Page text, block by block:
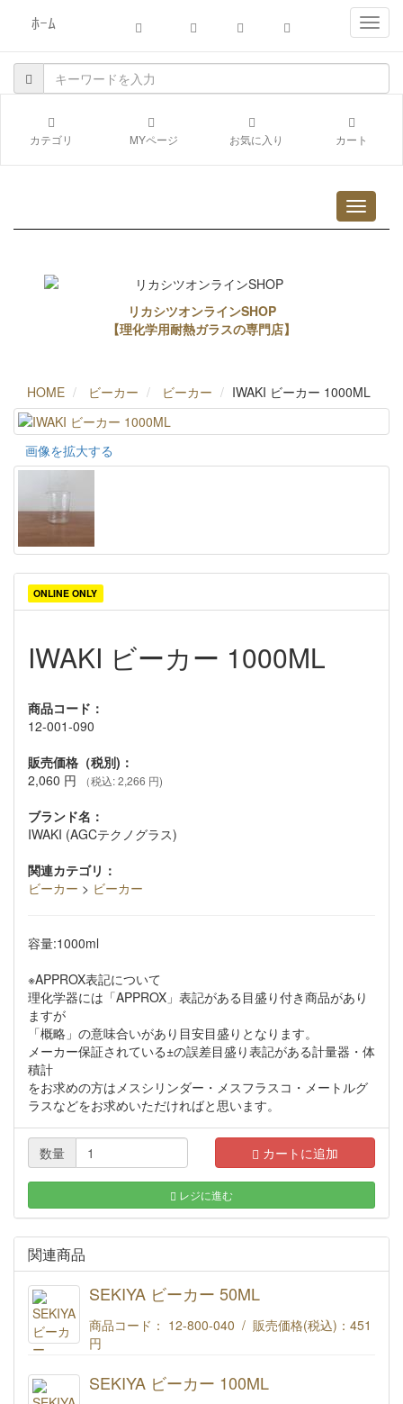
ﾎｰﾑ
カテゴリ MYページ お気に入り カート
リカシツオンラインSHOP
【理化学用耐熱ガラスの専門店】
HOME ビーカー ビーカー IWAKI ビーカー 1000ML
画像を拡大する
ONLINE ONLY
IWAKI ビーカー 1000ML
商品コード：
12-001-090
販売価格（税別)：
2,060 円 （税込: 2,266 円)
ブランド名：
IWAKI (AGCテクノグラス)
関連カテゴリ：
ビーカー > ビーカー
容量:1000ml
※APPROX表記について
理化学器には「APPROX」表記がある目盛り付き商品があり
ますが
「概略」の意味合いがあり目安目盛りとなります。
メーカー保証されている±の誤差目盛り表記がある計量器・体
積計
をお求めの方はメスシリンダー・メスフラスコ・メートルグ
ラスなどをお求めいただければと思います。
数量 カートに追加
レジに進む
関連商品
SEKIYA ビーカー 50ML
商品コード： 12-800-040 / 販売価格(税込)： 451
円
SEKIYA ビーカー 100ML